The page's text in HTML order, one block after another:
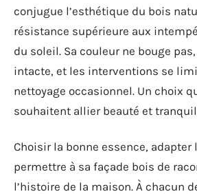
conjugue l’esthétique du bois
résistance supérieure aux
du soleil. Sa couleur ne bouge
intacte, et les interventions se
nettoyage occasionnel. Un choix
souhaitent allier beauté et
Choisir la bonne essence, adapter
permettre à sa façade bois de
l’histoire de la maison. À chacun